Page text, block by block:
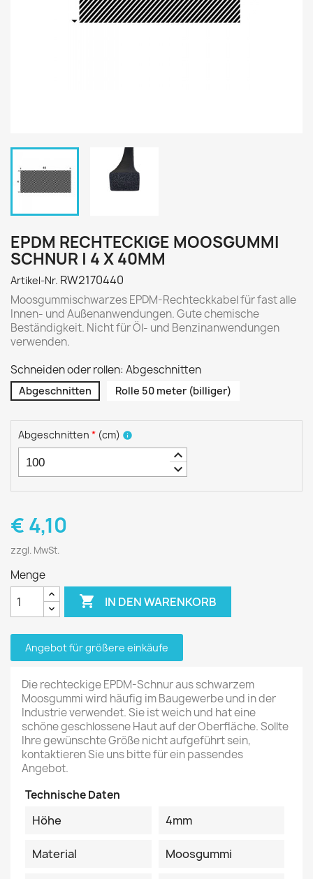
EPDM RECHTECKIGE MOOSGUMMI
SCHNUR | 4 X 40MM
Artikel-Nr. RW2170440
Moosgummischwarzes EPDM-Rechteckkabel für fast alle
Innen- und Außenanwendungen. Gute chemische
Beständigkeit. Nicht für Öl- und Benzinanwendungen
verwenden.
Schneiden oder rollen: Abgeschnitten
Abgeschnitten Rolle 50 meter (billiger)
Abgeschnitten * (cm) info
keyboard_arrow_up
keyboard_arrow_down
€ 4,10
zzgl. MwSt.
Menge
 IN DEN WARENKORB
Angebot für größere einkäufe
Die rechteckige EPDM-Schnur aus schwarzem
Moosgummi wird häufig im Baugewerbe und in der
Industrie verwendet. Sie ist weich und hat eine
schöne geschlossene Haut auf der Oberfläche. Sollte
Ihre gewünschte Größe nicht aufgeführt sein,
kontaktieren Sie uns bitte für ein passendes
Angebot.
Technische Daten
Höhe 4mm
Material Moosgummi